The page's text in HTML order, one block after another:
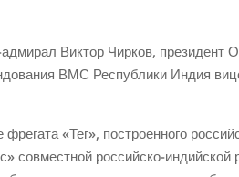
Виктор Чирков, президент
ВМС Республики Индия
«Тег», построенного
российско-индийской